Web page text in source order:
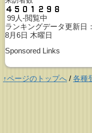
99人-閲覧中
ランキングデータ更新日：
8月6日 木曜日
Sponsored Links
↑ページのトップへ / 各種